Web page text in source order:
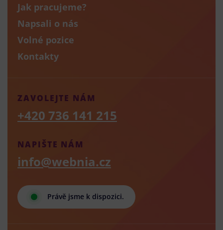
Jak pracujeme?
Napsali o nás
Volné pozice
Kontakty
Právě jsme k dispozici.
NAPIŠTE NÁM
info@webnia.cz
ZAVOLEJTE NÁM
+420 736 141 215